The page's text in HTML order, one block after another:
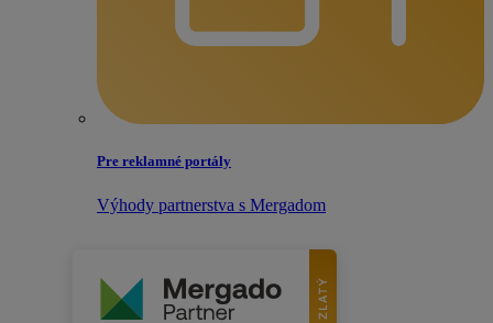
Pre reklamné portály
Výhody partnerstva s Mergadom